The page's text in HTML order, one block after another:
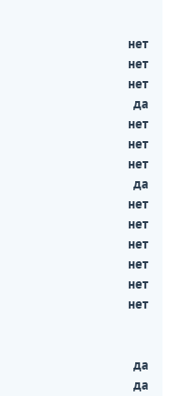
нет
нет
нет
да
нет
нет
нет
да
нет
нет
нет
нет
нет
нет
да
да